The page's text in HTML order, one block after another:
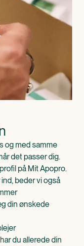
og med samme
det passer dig.
på Mit Apopro.
beder vi også
din ønskede
du allerede din